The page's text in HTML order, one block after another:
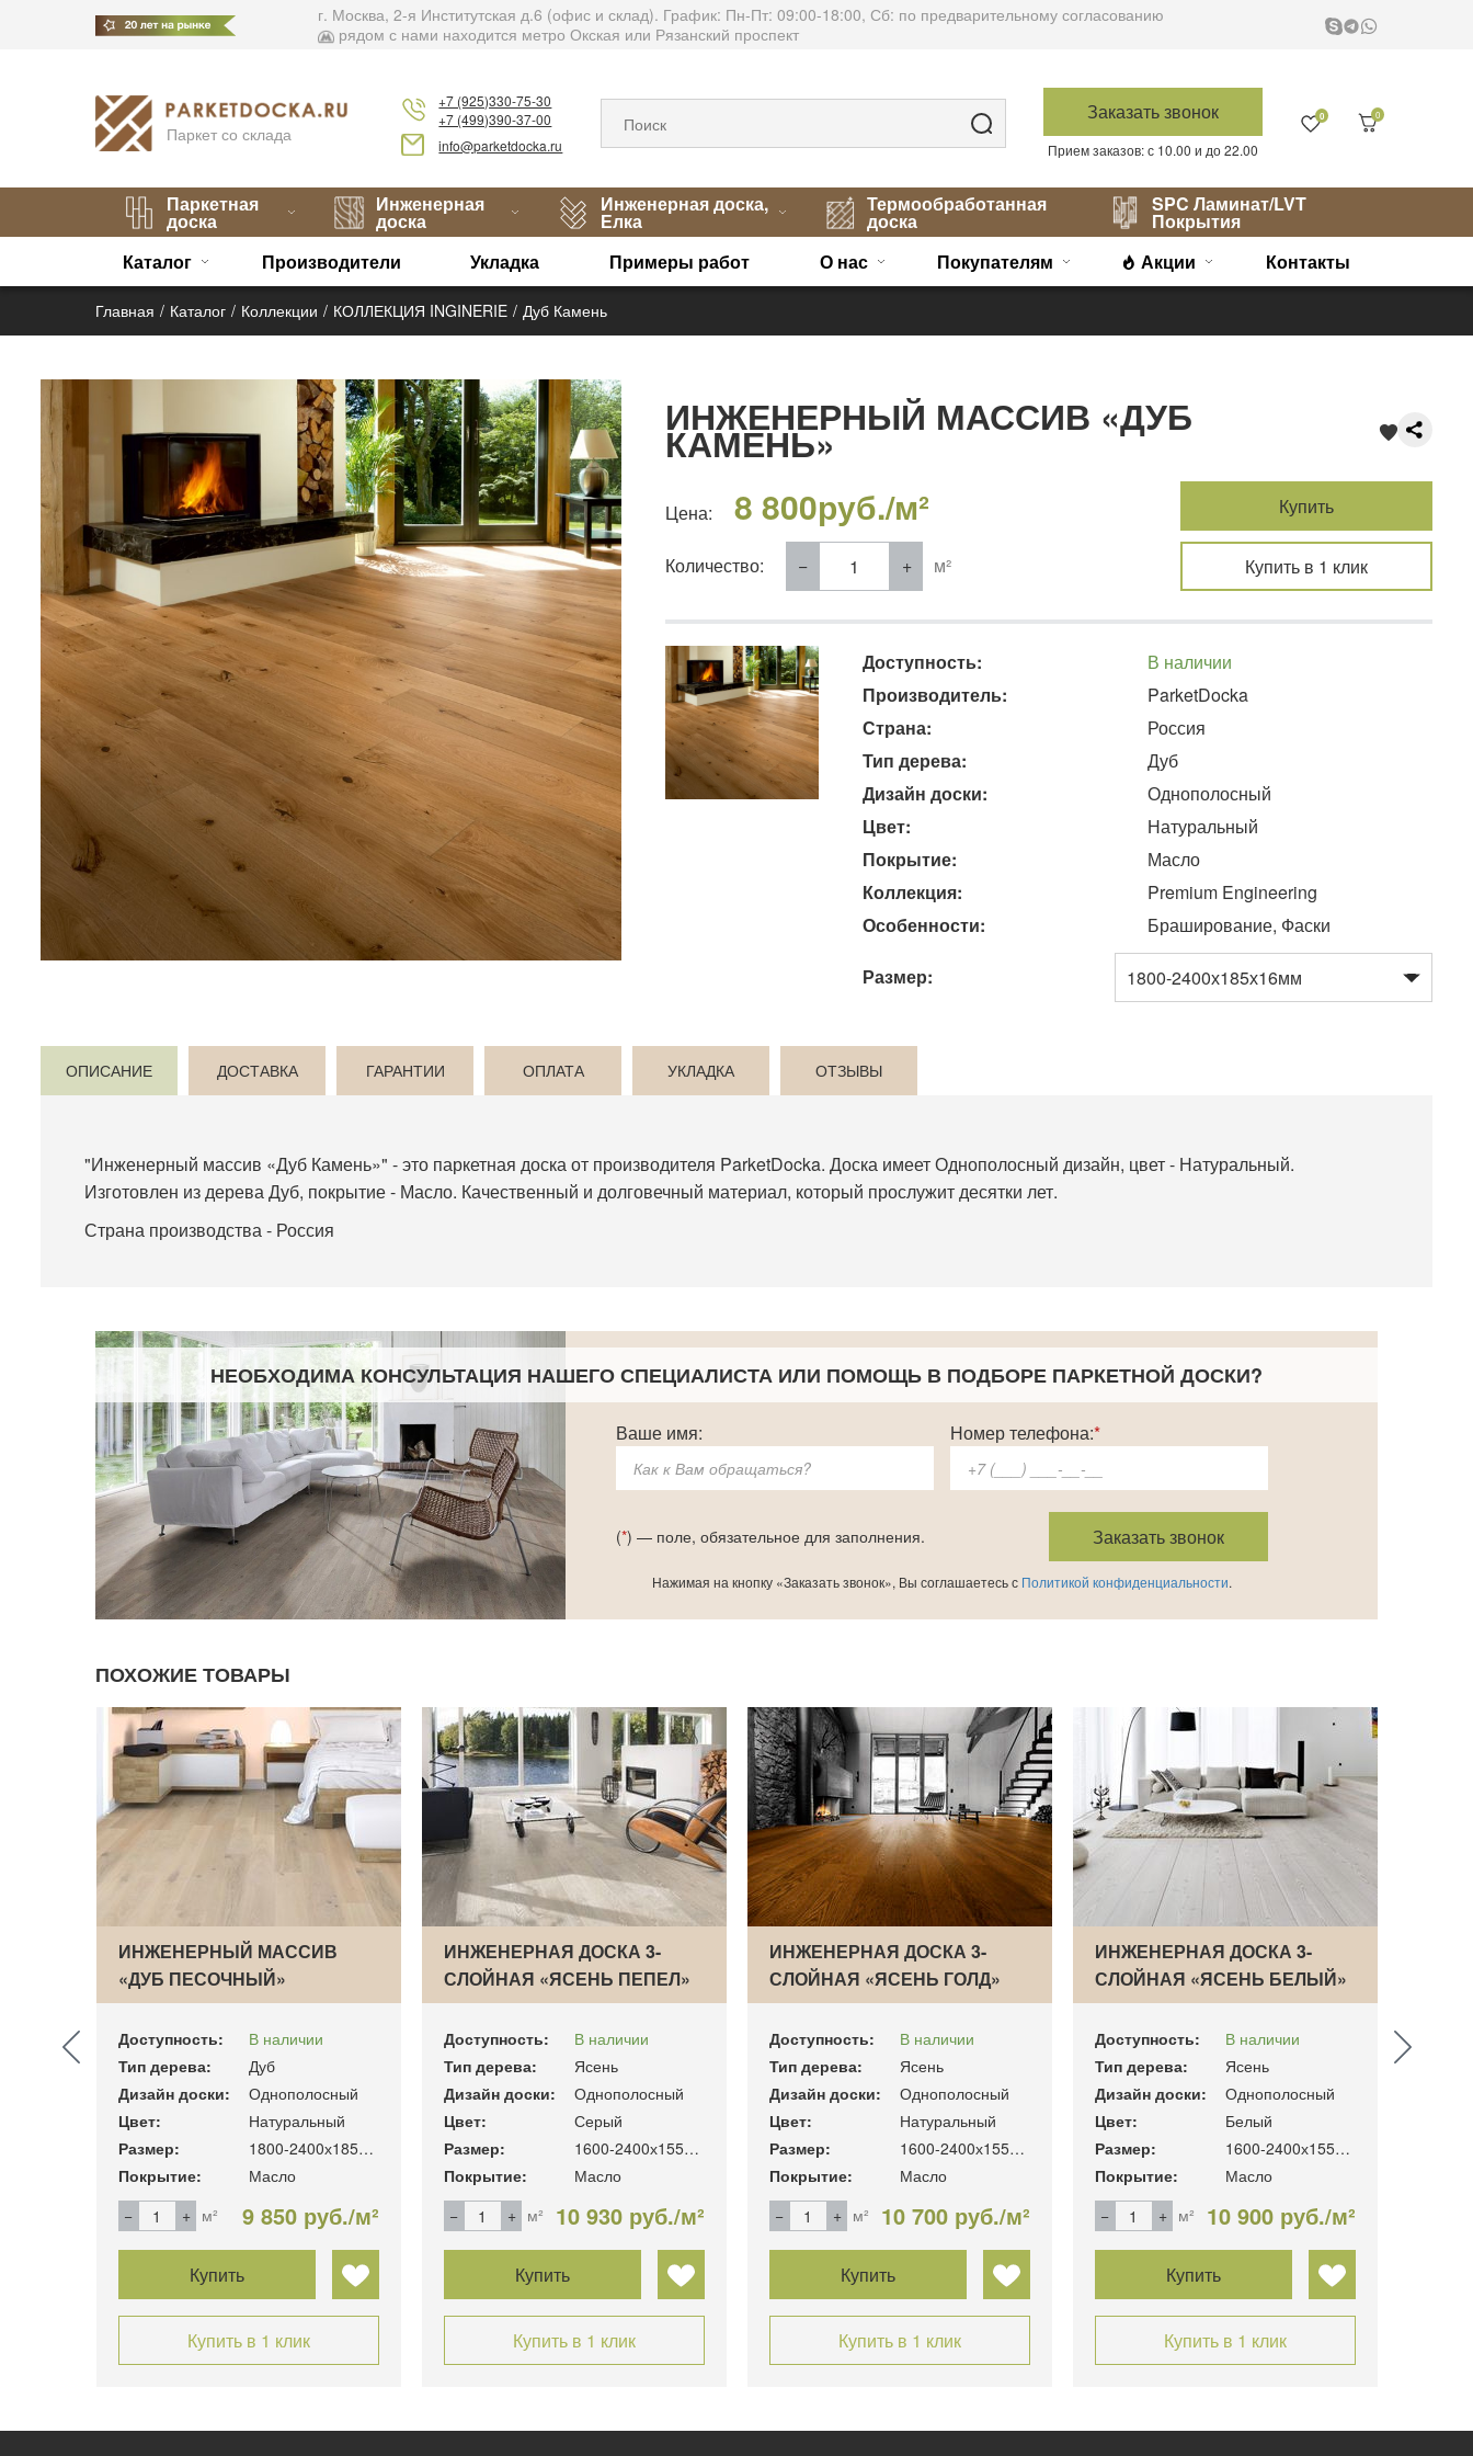
г. Москва, 2-я Институтская д.6 (офис и склад). График: Пн-Пт: 09:00-18:00, Сб: по предварительному согласованию
рядом с нами находится метро Окская или Рязанский проспект
Паркет со склада
+7 (925)330-75-30
+7 (499)390-37-00
info@parketdocka.ru
Заказать звонок
Прием заказов: с 10.00 и до 22.00
0 0
Паркетная
доска
Инженерная
доска
Инженерная доска,
Елка
Термообработанная
доска
SPC Ламинат/LVT
Покрытия
Каталог
Производители Укладка Примеры работ О нас Покупателям Акции Контакты
Главная Каталог Коллекции КОЛЛЕКЦИЯ INGINERIE Дуб Камень
ИНЖЕНЕРНЫЙ МАССИВ «ДУБ
КАМЕНЬ»
Цена: 8 800руб./м²
Количество: м²
Купить
Купить в 1 клик
Доступность:
В наличии
Производитель:
ParketDocka
Страна:
Россия
Тип дерева:
Дуб
Дизайн доски:
Однополосный
Цвет:
Натуральный
Покрытие:
Масло
Коллекция:
Premium Engineering
Особенности:
Браширование, Фаски
Размер:
ОПИСАНИЕ ДОСТАВКА ГАРАНТИИ ОПЛАТА УКЛАДКА ОТЗЫВЫ
"Инженерный массив «Дуб Камень»" - это паркетная доска от производителя ParketDocka. Доска имеет Однополосный дизайн, цвет - Натуральный.
Изготовлен из дерева Дуб, покрытие - Масло. Качественный и долговечный материал, который прослужит десятки лет.
Страна производства - Россия
НЕОБХОДИМА КОНСУЛЬТАЦИЯ НАШЕГО СПЕЦИАЛИСТА ИЛИ ПОМОЩЬ В ПОДБОРЕ ПАРКЕТНОЙ ДОСКИ?
Ваше имя: Номер телефона:*
(*) — поле, обязательное для заполнения.
Нажимая на кнопку «Заказать звонок», Вы соглашаетесь с Политикой конфиденциальности.
ПОХОЖИЕ ТОВАРЫ
ИНЖЕНЕРНЫЙ МАССИВ
«ДУБ ПЕСОЧНЫЙ»
Доступность:
В наличии
Тип дерева:
Дуб
Дизайн доски:
Однополосный
Цвет:
Натуральный
Размер:
1800-2400х185х16мм
Покрытие:
Масло
м²
9 850 руб./м²
Купить
Купить в 1 клик
ИНЖЕНЕРНАЯ ДОСКА 3-
СЛОЙНАЯ «ЯСЕНЬ ПЕПЕЛ»
Доступность:
В наличии
Тип дерева:
Ясень
Дизайн доски:
Однополосный
Цвет:
Серый
Размер:
1600-2400х155х16 мм.
Покрытие:
Масло
м²
10 930 руб./м²
Купить
Купить в 1 клик
ИНЖЕНЕРНАЯ ДОСКА 3-
СЛОЙНАЯ «ЯСЕНЬ ГОЛД»
Доступность:
В наличии
Тип дерева:
Ясень
Дизайн доски:
Однополосный
Цвет:
Натуральный
Размер:
1600-2400х155х16 мм.
Покрытие:
Масло
м²
10 700 руб./м²
Купить
Купить в 1 клик
ИНЖЕНЕРНАЯ ДОСКА 3-
СЛОЙНАЯ «ЯСЕНЬ БЕЛЫЙ»
Доступность:
В наличии
Тип дерева:
Ясень
Дизайн доски:
Однополосный
Цвет:
Белый
Размер:
1600-2400х155х16 мм.
Покрытие:
Масло
м²
10 900 руб./м²
Купить
Купить в 1 клик